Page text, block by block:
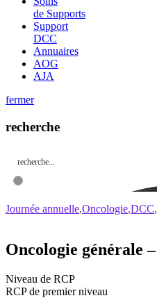
de Supports
Support
DCC
Annuaires
AOG
AJA
fermer
recherche
Journée annuelle Oncologie DCC
Oncologie générale
Niveau de RCP
RCP de premier niveau